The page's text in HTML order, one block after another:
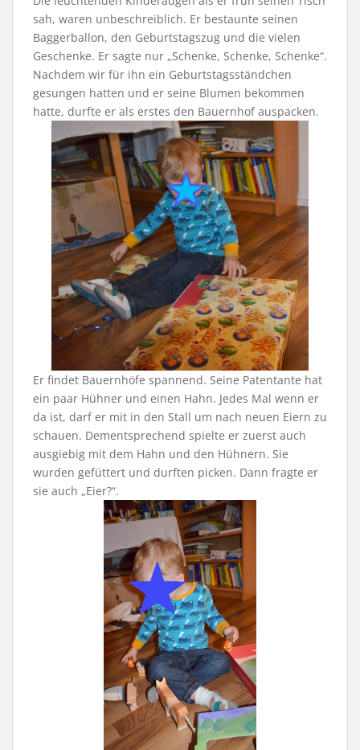
sah, waren unbeschreiblich. Er bestaunte seinen
Baggerballon, den Geburtstagszug und die vielen
Geschenke. Er sagte nur „Schenke, Schenke, Schenke“.
Nachdem wir für ihn ein Geburtstagsständchen
gesungen hatten und er seine Blumen bekommen
hatte, durfte er als erstes den Bauernhof auspacken.
Er findet Bauernhöfe spannend. Seine Patentante hat
ein paar Hühner und einen Hahn. Jedes Mal wenn er
da ist, darf er mit in den Stall um nach neuen Eiern zu
schauen. Dementsprechend spielte er zuerst auch
ausgiebig mit dem Hahn und den Hühnern. Sie
wurden gefüttert und durften picken. Dann fragte er
sie auch „Eier?“.